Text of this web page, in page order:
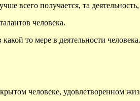
всего получается, та
человека.
то мере в деятельности человека.
человеке, удовлетворенном